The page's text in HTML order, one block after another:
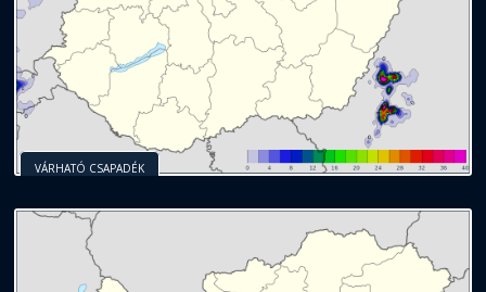
VÁRHATÓ CSAPADÉK